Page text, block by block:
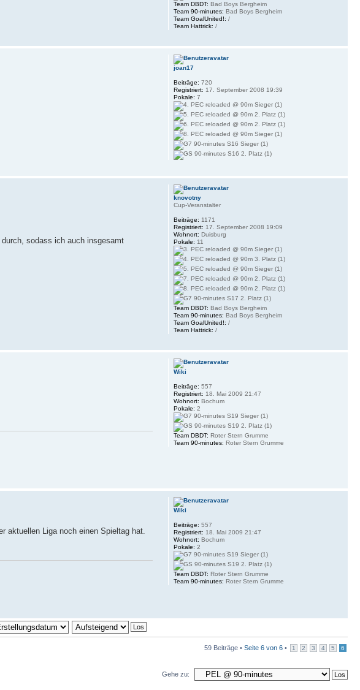
Team DBDT: Bad Boys Bergheim
Team 90-minutes: Bad Boys Bergheim
Team GoalUnited!: /
Team Hattrick: /
joan17
Beiträge: 720
Registriert: 17. September 2008 19:39
Pokale: 7
sodass ich auch insgesamt
knovotny
Cup-Veranstalter
Beiträge: 1171
Registriert: 17. September 2008 19:09
Wohnort: Duisburg
Pokale: 11
Team DBDT: Bad Boys Bergheim
Team 90-minutes: Bad Boys Bergheim
Team GoalUnited!: /
Team Hattrick: /
Wiki
Beiträge: 557
Registriert: 18. Mai 2009 21:47
Wohnort: Bochum
Pokale: 2
Team DBDT: Roter Stern Grumme
Team 90-minutes: Roter Stern Grumme
aktuellen Liga noch einen Spieltag hat.
Wiki
Beiträge: 557
Registriert: 18. Mai 2009 21:47
Wohnort: Bochum
Pokale: 2
Team DBDT: Roter Stern Grumme
Team 90-minutes: Roter Stern Grumme
59 Beiträge • Seite 6 von 6 • 1 2 3 4 5 6
Gehe zu: